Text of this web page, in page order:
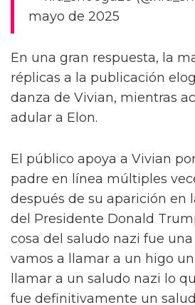
En otras fotos, Vivian se ve
una imagen grupal con